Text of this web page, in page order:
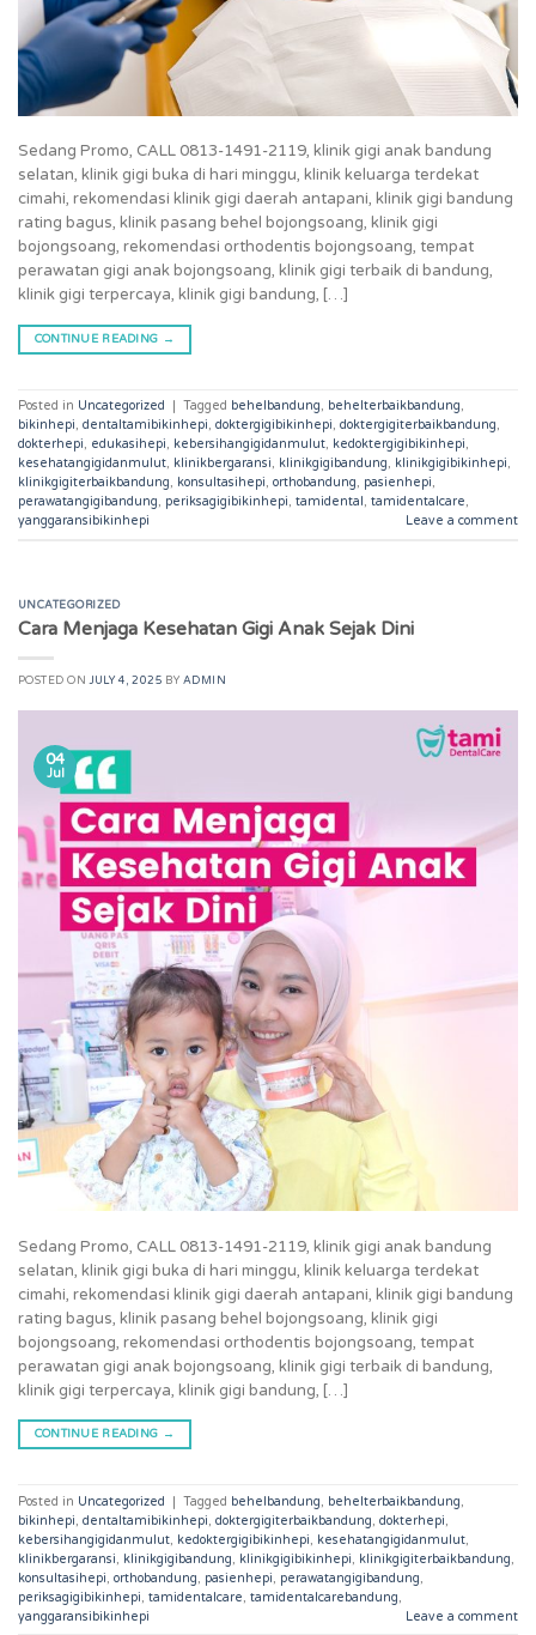
Sedang Promo, CALL 0813-1491-2119, klinik gigi anak bandung
selatan, klinik gigi buka di hari minggu, klinik keluarga terdekat
cimahi, rekomendasi klinik gigi daerah antapani, klinik gigi bandung
rating bagus, klinik pasang behel bojongsoang, klinik gigi
bojongsoang, rekomendasi orthodentis bojongsoang, tempat
perawatan gigi anak bojongsoang, klinik gigi terbaik di bandung,
klinik gigi terpercaya, klinik gigi bandung, […]
CONTINUE READING →
Posted in Uncategorized Tagged behelbandung, behelterbaikbandung,
bikinhepi, dentaltamibikinhepi, doktergigibikinhepi, doktergigiterbaikbandung,
dokterhepi, edukasihepi, kebersihangigidanmulut, kedoktergigibikinhepi,
kesehatangigidanmulut, klinikbergaransi, klinikgigibandung, klinikgigibikinhepi,
klinikgigiterbaikbandung, konsultasihepi, orthobandung, pasienhepi,
perawatangigibandung, periksagigibikinhepi, tamidental, tamidentalcare,
yanggaransibikinhepi
Leave a comment
UNCATEGORIZED
Cara Menjaga Kesehatan Gigi Anak Sejak Dini
POSTED ONJULY 4, 2025 BY ADMIN
04
Jul
Sedang Promo, CALL 0813-1491-2119, klinik gigi anak bandung
selatan, klinik gigi buka di hari minggu, klinik keluarga terdekat
cimahi, rekomendasi klinik gigi daerah antapani, klinik gigi bandung
rating bagus, klinik pasang behel bojongsoang, klinik gigi
bojongsoang, rekomendasi orthodentis bojongsoang, tempat
perawatan gigi anak bojongsoang, klinik gigi terbaik di bandung,
klinik gigi terpercaya, klinik gigi bandung, […]
CONTINUE READING →
Posted in Uncategorized | Tagged behelbandung, behelterbaikbandung,
bikinhepi, dentaltamibikinhepi, doktergigiterbaikbandung, dokterhepi,
kebersihangigidanmulut, kedoktergigibikinhepi, kesehatangigidanmulut,
klinikbergaransi, klinikgigibandung, klinikgigibikinhepi, klinikgigiterbaikbandung,
konsultasihepi, orthobandung, pasienhepi, perawatangigibandung,
periksagigibikinhepi, tamidentalcare, tamidentalcarebandung,
yanggaransibikinhepi
Leave a comment